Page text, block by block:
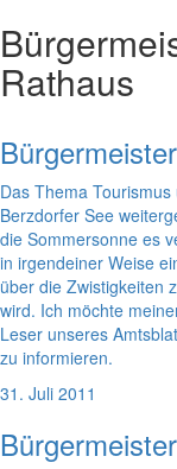
Rathaus
Das Thema
Berzdorfer See
die Sommersonne es
in irgendeiner Weise
über die Zwistigkeiten
wird. Ich möchte
Leser unseres
zu informieren.
31. Juli 2011